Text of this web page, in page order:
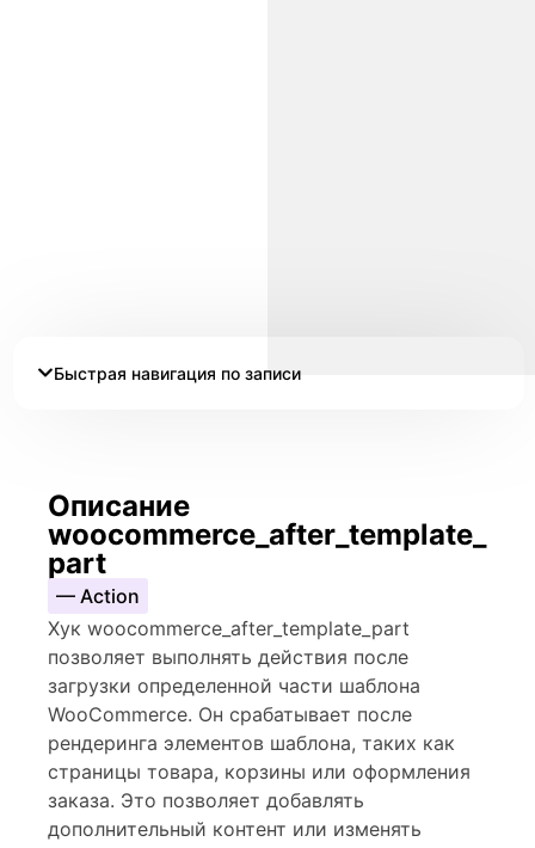
Быстрая навигация по записи
Описание
woocommerce_after_template_
part
— Action
Хук woocommerce_after_template_part
позволяет выполнять действия после
загрузки определенной части шаблона
WooCommerce. Он срабатывает после
рендеринга элементов шаблона, таких как
страницы товара, корзины или оформления
заказа. Это позволяет добавлять
дополнительный контент или изменять